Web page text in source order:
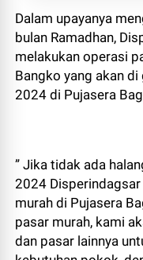
Dalam upayanya
bulan Ramadhan,
melakukan operasi
Bangko yang akan
2024 di Pujasera
” Jika tidak ada
2024
murah di Pujasera
pasar murah, kami
dan pasar lainnya